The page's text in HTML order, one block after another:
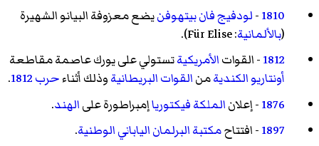
1810
-لودفيج فان بيتهوفنيضع معزوفة البيانو الشهيرة
(بالألمانية:
Für Elise
).
1812- القواتالأمريكيةتستولي على يورك عاصمة مقاطعة
أونتاريوالكنديةمنالقوات البريطانيةوذلك أثناءحرب 1812
.
1876- إعلانالملكة فيكتورياإمبراطورة علىالهند.
1897- افتتاحمكتبة البرلمان الياباني الوطنية.